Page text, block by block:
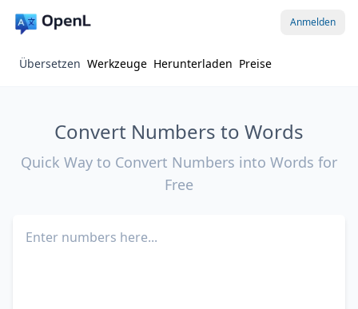
Anmelden
Übersetzen Werkzeuge Herunterladen Preise
Convert Numbers to Words
Quick Way to Convert Numbers into Words for
Free